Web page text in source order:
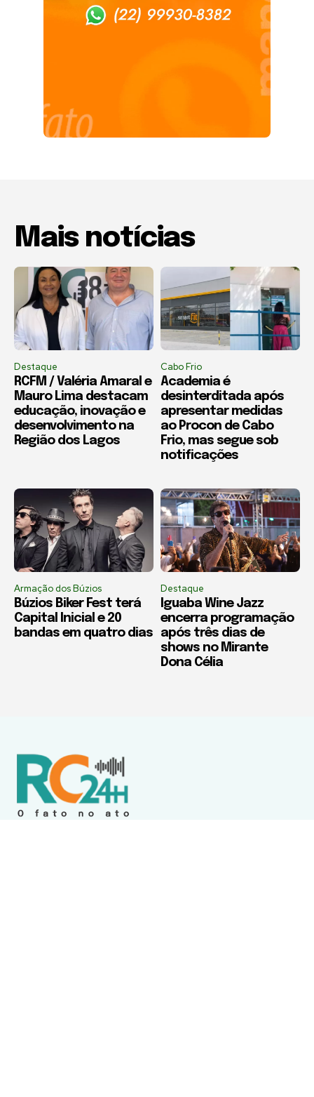
Mais notícias
Destaque
RCFM / Valéria Amaral e
Mauro Lima destacam
educação, inovação e
desenvolvimento na
Região dos Lagos
Cabo Frio
Academia é
desinterditada após
apresentar medidas
ao Procon de Cabo
Frio, mas segue sob
notificações
Armação dos Búzios
Búzios Biker Fest terá
Capital Inicial e 20
bandas em quatro dias
Destaque
Iguaba Wine Jazz
encerra programação
após três dias de
shows no Mirante
Dona Célia